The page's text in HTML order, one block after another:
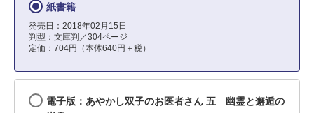
紙書籍
発売日：2018年02月15日
判型：文庫判／304ページ
定価：704円（本体640円＋税）
電子版：あやかし双子のお医者さん 五 幽霊と邂逅の